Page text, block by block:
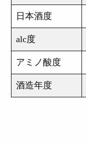
日本酒度
alc度
アミノ酸度
酒造年度